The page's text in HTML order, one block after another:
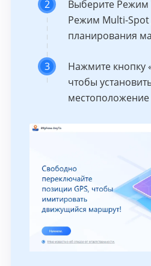
2
Выберите Режим
Режим Multi-Spot
планирования
3
Нажмите кнопку
чтобы
местоположение